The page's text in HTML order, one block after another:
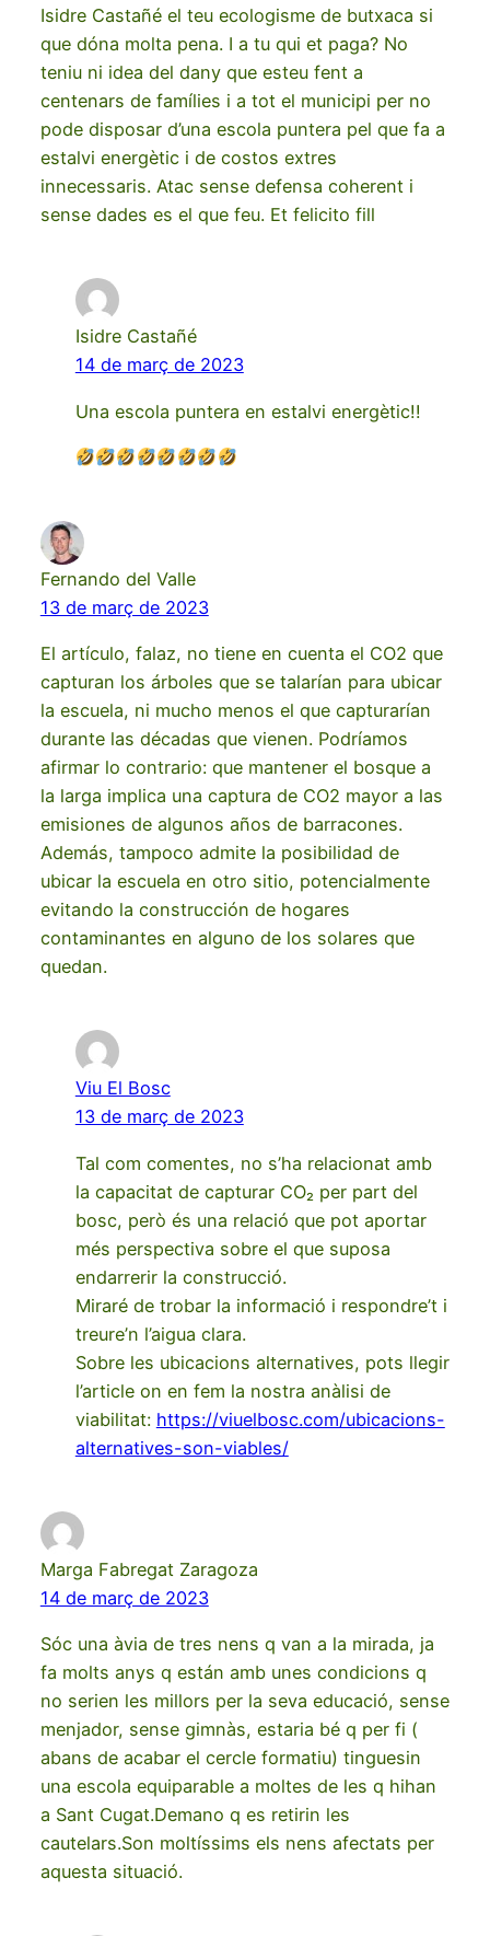
Isidre Castañé el teu ecologisme de butxaca si
que dóna molta pena. I a tu qui et paga? No
teniu ni idea del dany que esteu fent a
centenars de famílies i a tot el municipi per no
pode disposar d’una escola puntera pel que fa a
estalvi energètic i de costos extres
innecessaris. Atac sense defensa coherent i
sense dades es el que feu. Et felicito fill
Isidre Castañé
14 de març de 2023
Una escola puntera en estalvi energètic!!
Fernando del Valle
13 de març de 2023
El artículo, falaz, no tiene en cuenta el CO2 que
capturan los árboles que se talarían para ubicar
la escuela, ni mucho menos el que capturarían
durante las décadas que vienen. Podríamos
afirmar lo contrario: que mantener el bosque a
la larga implica una captura de CO2 mayor a las
emisiones de algunos años de barracones.
Además, tampoco admite la posibilidad de
ubicar la escuela en otro sitio, potencialmente
evitando la construcción de hogares
contaminantes en alguno de los solares que
quedan.
Viu El Bosc
13 de març de 2023
Tal com comentes, no s’ha relacionat amb
la capacitat de capturar CO₂ per part del
bosc, però és una relació que pot aportar
més perspectiva sobre el que suposa
endarrerir la construcció.
Miraré de trobar la informació i respondre’t i
treure’n l’aigua clara.
Sobre les ubicacions alternatives, pots llegir
l’article on en fem la nostra anàlisi de
viabilitat: https://viuelbosc.com/ubicacions-
alternatives-son-viables/
Marga Fabregat Zaragoza
14 de març de 2023
Sóc una àvia de tres nens q van a la mirada, ja
fa molts anys q están amb unes condicions q
no serien les millors per la seva educació, sense
menjador, sense gimnàs, estaria bé q per fi (
abans de acabar el cercle formatiu) tinguesin
una escola equiparable a moltes de les q hihan
a Sant Cugat.Demano q es retirin les
cautelars.Son moltíssims els nens afectats per
aquesta situació.